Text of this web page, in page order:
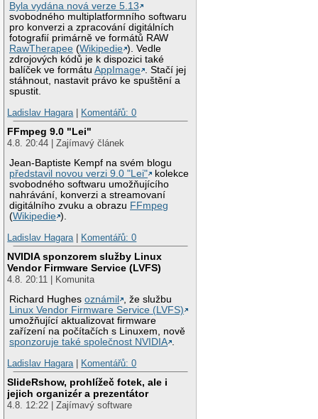
Byla vydána nová verze 5.13
svobodného multiplatformního softwaru
pro konverzi a zpracování digitálních
fotografií primárně ve formátů RAW
RawTherapee (Wikipedie ). Vedle
zdrojových kódů je k dispozici také
balíček ve formátuAppImage . Stačí jej
stáhnout, nastavit právo ke spuštění a
spustit.
Ladislav Hagara| Komentářů: 0
FFmpeg 9.0 "Lei"
4.8. 20:44 | Zajímavý článek
Jean-Baptiste Kempf na svém blogu
představil novou verzi 9.0 "Lei"
kolekce
svobodného softwaru umožňujícího
nahrávání, konverzi a streamovaní
digitálního zvuku a obrazu FFmpeg
(Wikipedie ).
Ladislav Hagara| Komentářů: 0
NVIDIA sponzorem služby Linux
Vendor Firmware Service (LVFS)
4.8. 20:11 | Komunita
Richard Hughesoznámil
, že službu
Linux Vendor Firmware Service (LVFS)
umožňující aktualizovat firmware
zařízení na počítačích s Linuxem, nově
sponzoruje také společnost NVIDIA .
Ladislav Hagara| Komentářů: 0
SlideRshow, prohlížeč fotek, ale i
jejich organizér a prezentátor
4.8. 12:22 | Zajímavý software